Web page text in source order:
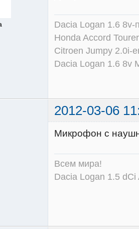
Dacia Logan 1.6
Honda Accord
Citroen Jumpy 2.0i-
Dacia Logan 1.6 8v
2012-03-06
Микрофон с
Всем мира!
Dacia Logan 1.5